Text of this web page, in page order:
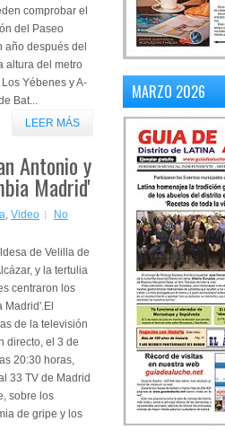
comprobar el
del Paseo
año después del
altura del metro
Yébenes y A-
Bat...
LEER MÁS
Antonio y
Madrid'
, Video
No
de Velilla de
y la tertulia
centraron los
Madrid'.El
de la televisión
directo, el 3 de
20:30 horas,
33 TV de Madrid
sobre los
de gripe y los
MARZO 2026